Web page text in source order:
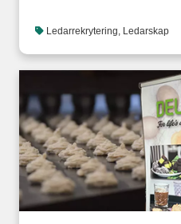
Ledarrekrytering Ledarskap